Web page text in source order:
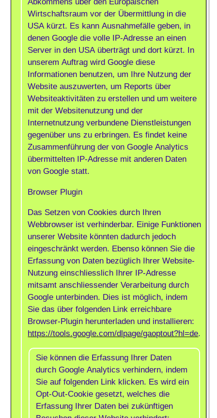
Wirtschaftsraum vor der Übermittlung in die
USA kürzt. Es kann Ausnahmefälle geben, in
denen Google die volle IP-Adresse an einen
Server in den USA überträgt und dort kürzt. In
unserem Auftrag wird Google diese
Informationen benutzen, um Ihre Nutzung der
Website auszuwerten, um Reports über
Websiteaktivitäten zu erstellen und um weitere
mit der Websitenutzung und der
Internetnutzung verbundene Dienstleistungen
gegenüber uns zu erbringen. Es findet keine
Zusammenführung der von Google Analytics
übermittelten IP-Adresse mit anderen Daten
von Google statt.
Browser Plugin
Das Setzen von Cookies durch Ihren
Webbrowser ist verhinderbar. Einige Funktionen
unserer Website könnten dadurch jedoch
eingeschränkt werden. Ebenso können Sie die
Erfassung von Daten bezüglich Ihrer Website-
Nutzung einschliesslich Ihrer IP-Adresse
mitsamt anschliessender Verarbeitung durch
Google unterbinden. Dies ist möglich, indem
Sie das über folgenden Link erreichbare
Browser-Plugin herunterladen und installieren:
https://tools.google.com/dlpage/gaoptout?hl=de.
Sie können die Erfassung Ihrer Daten
durch Google Analytics verhindern, indem
Sie auf folgenden Link klicken. Es wird ein
Opt-Out-Cookie gesetzt, welches die
Erfassung Ihrer Daten bei zukünftigen